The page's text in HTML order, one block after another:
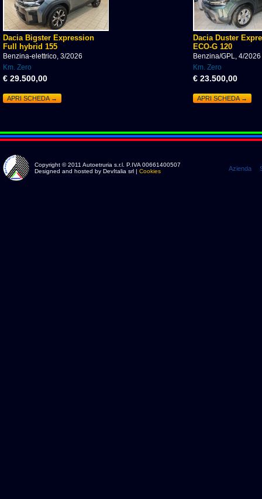
Dacia Bigster Expression
Full hybrid 155
Benzina-elettrico, 3/2026
Km. Zero
€ 29.500,00
APRI SCHEDA →
Dacia Duster
ECO-G 120
Benzina/GPL, 4/2026
Km. Zero
€ 23.500,00
APRI SCHEDA →
Copyright © 2011 Autoetruria s.r.l. P.IVA 00661400507
Designed and hosted by DevItalia srl | Cookies Azienda